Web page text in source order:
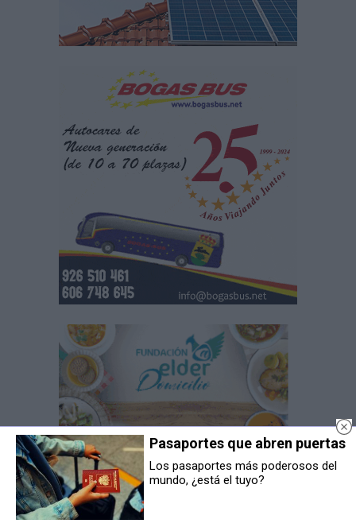
Pasaportes que abren puertas
Los pasaportes más poderosos del
mundo, ¿está el tuyo?